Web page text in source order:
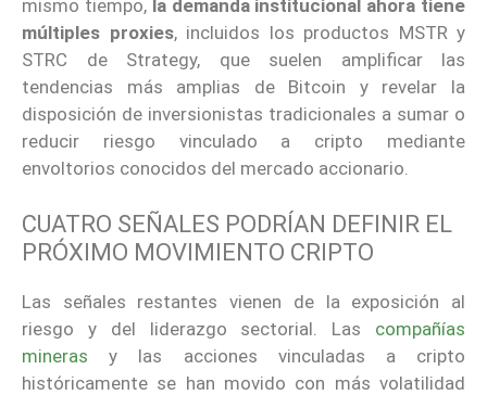
mismo tiempo, la demanda institucional ahora tiene
múltiples proxies, incluidos los productos MSTR y
STRC de Strategy, que suelen amplificar las
tendencias más amplias de Bitcoin y revelar la
disposición de inversionistas tradicionales a sumar o
reducir riesgo vinculado a cripto mediante
envoltorios conocidos del mercado accionario.
CUATRO SEÑALES PODRÍAN DEFINIR EL
PRÓXIMO MOVIMIENTO CRIPTO
Las señales restantes vienen de la exposición al
riesgo y del liderazgo sectorial. Las compañías
mineras y las acciones vinculadas a cripto
históricamente se han movido con más volatilidad